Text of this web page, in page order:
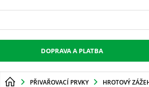
DOPRAVA A PLATBA
PŘIVAŘOVACÍ PRVKY HROTOVÝ